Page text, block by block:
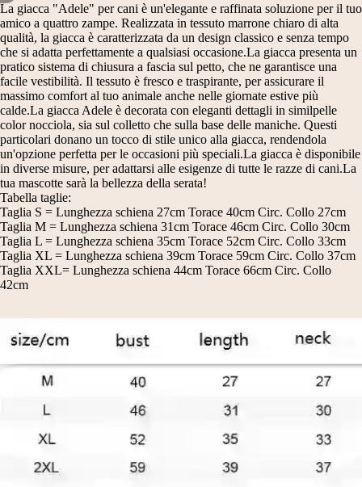
APRI
IMMAGINE
A
SCHERMO
INTERO
APRI
IMMAGINE
A
SCHERMO
INTERO
APRI
IMMAGINE
A
SCHERMO
INTERO
APRI
IMMAGINE
A
SCHERMO
INTERO
APRI
IMMAGINE
A
SCHERMO
INTERO
APRI
IMMAGINE
A
SCHERMO
INTERO
La giacca "Adele" per cani è un'elegante e raffinata soluzione per il tuo
amico a quattro zampe. Realizzata in tessuto marrone chiaro di alta
qualità, la giacca è caratterizzata da un design classico e senza tempo
che si adatta perfettamente a qualsiasi occasione.La giacca presenta un
pratico sistema di chiusura a fascia sul petto, che ne garantisce una
facile vestibilità. Il tessuto è fresco e traspirante, per assicurare il
massimo comfort al tuo animale anche nelle giornate estive più
calde.La giacca Adele è decorata con eleganti dettagli in similpelle
color nocciola, sia sul colletto che sulla base delle maniche. Questi
particolari donano un tocco di stile unico alla giacca, rendendola
un'opzione perfetta per le occasioni più speciali.La giacca è disponibile
in diverse misure, per adattarsi alle esigenze di tutte le razze di cani.La
tua mascotte sarà la bellezza della serata!
Tabella taglie:
Taglia S = Lunghezza schiena 27cm Torace 40cm Circ. Collo 27cm
Taglia M = Lunghezza schiena 31cm Torace 46cm Circ. Collo 30cm
Taglia L = Lunghezza schiena 35cm Torace 52cm Circ. Collo 33cm
Taglia XL = Lunghezza schiena 39cm Torace 59cm Circ. Collo 37cm
Taglia XXL= Lunghezza schiena 44cm Torace 66cm Circ. Collo
42cm